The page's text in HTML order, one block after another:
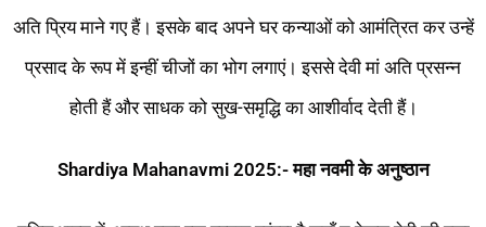
अति प्रिय माने गए हैं। इसके बाद अपने घर कन्याओं को आमंत्रित कर उन्हें
प्रसाद के रूप में इन्हीं चीजों का भोग लगाएं। इससे देवी मां अति प्रसन्न
होती हैं और साधक को सुख-समृद्धि का आशीर्वाद देती हैं।
Shardiya Mahanavmi 2025:- महा नवमी के अनुष्ठान